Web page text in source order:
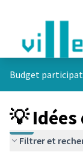
Budget
💡 Idées
Filtrer et